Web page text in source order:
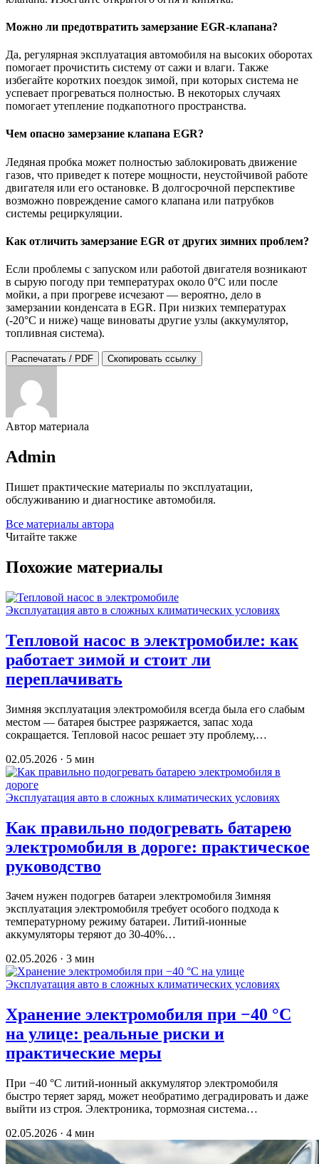
Можно ли предотвратить замерзание EGR-клапана?
Да, регулярная эксплуатация автомобиля на высоких оборотах
помогает прочистить систему от сажи и влаги. Также
избегайте коротких поездок зимой, при которых система не
успевает прогреваться полностью. В некоторых случаях
помогает утепление подкапотного пространства.
Чем опасно замерзание клапана EGR?
Ледяная пробка может полностью заблокировать движение
газов, что приведет к потере мощности, неустойчивой работе
двигателя или его остановке. В долгосрочной перспективе
возможно повреждение самого клапана или патрубков
системы рециркуляции.
Как отличить замерзание EGR от других зимних проблем?
Если проблемы с запуском или работой двигателя возникают
в сырую погоду при температурах около 0°C или после
мойки, а при прогреве исчезают — вероятно, дело в
замерзании конденсата в EGR. При низких температурах
(-20°C и ниже) чаще виноваты другие узлы (аккумулятор,
топливная система).
Распечатать / PDF Скопировать ссылку
Автор материала
Admin
Пишет практические материалы по эксплуатации,
обслуживанию и диагностике автомобиля.
Все материалы автора
Читайте также
Похожие материалы
Эксплуатация авто в сложных климатических условиях
Тепловой насос в электромобиле: как
работает зимой и стоит ли
переплачивать
Зимняя эксплуатация электромобиля всегда была его слабым
местом — батарея быстрее разряжается, запас хода
сокращается. Тепловой насос решает эту проблему,…
02.05.2026 · 5 мин
Эксплуатация авто в сложных климатических условиях
Как правильно подогревать батарею
электромобиля в дороге: практическое
руководство
Зачем нужен подогрев батареи электромобиля Зимняя
эксплуатация электромобиля требует особого подхода к
температурному режиму батареи. Литий-ионные
аккумуляторы теряют до 30-40%…
02.05.2026 · 3 мин
Эксплуатация авто в сложных климатических условиях
Хранение электромобиля при −40 °C
на улице: реальные риски и
практические меры
При −40 °C литий-ионный аккумулятор электромобиля
быстро теряет заряд, может необратимо деградировать и даже
выйти из строя. Электроника, тормозная система…
02.05.2026 · 4 мин